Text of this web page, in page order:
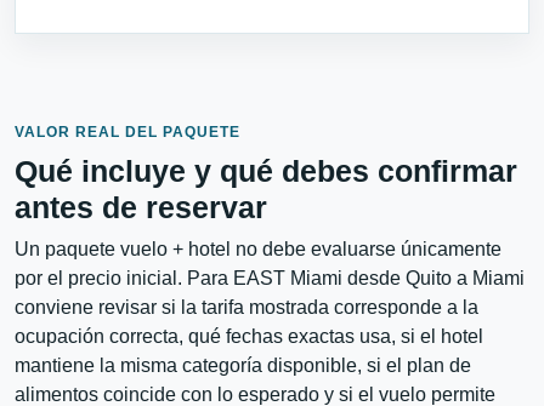
VALOR REAL DEL PAQUETE
Qué incluye y qué debes confirmar
antes de reservar
Un paquete vuelo + hotel no debe evaluarse únicamente
por el precio inicial. Para EAST Miami desde Quito a Miami
conviene revisar si la tarifa mostrada corresponde a la
ocupación correcta, qué fechas exactas usa, si el hotel
mantiene la misma categoría disponible, si el plan de
alimentos coincide con lo esperado y si el vuelo permite